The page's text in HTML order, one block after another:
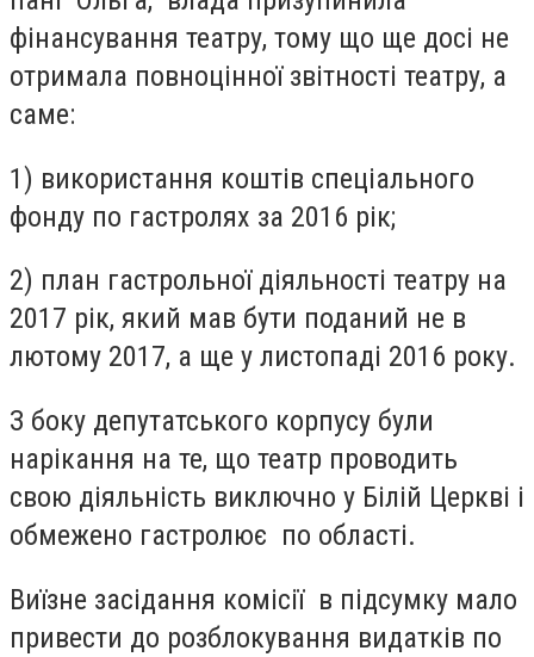
фінансування театру, тому що ще досі не
отримала повноцінної звітності театру, а
саме:
1) використання коштів спеціального
фонду по гастролях за 2016 рік;
2) план гастрольної діяльності театру на
2017 рік, який мав бути поданий не в
лютому 2017, а ще у листопаді 2016 року.
З боку депутатського корпусу були
нарікання на те, що театр проводить
свою діяльність виключно у Білій Церкві і
обмежено гастролює по області.
Виїзне засідання комісії в підсумку мало
привести до розблокування видатків по